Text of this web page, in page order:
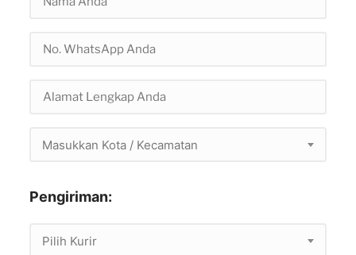
Masukkan Kota / Kecamatan
Pengiriman:
Pilih Kurir